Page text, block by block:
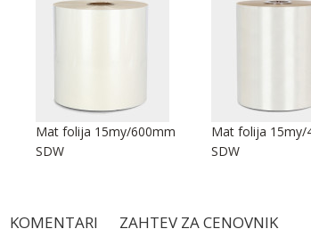
Mat folija 15my/600mm
SDW
Mat folija 15my/
SDW
KOMENTARI ZAHTEV ZA CENOVNIK